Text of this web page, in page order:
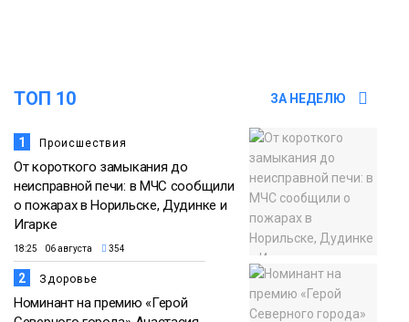
ТОП 10 ЗА НЕДЕЛЮ
1 Происшествия
От короткого замыкания до
неисправной печи: в МЧС сообщили
о пожарах в Норильске, Дудинке и
Игарке
18:25 06 августа 354
2 Здоровье
Номинант на премию «Герой